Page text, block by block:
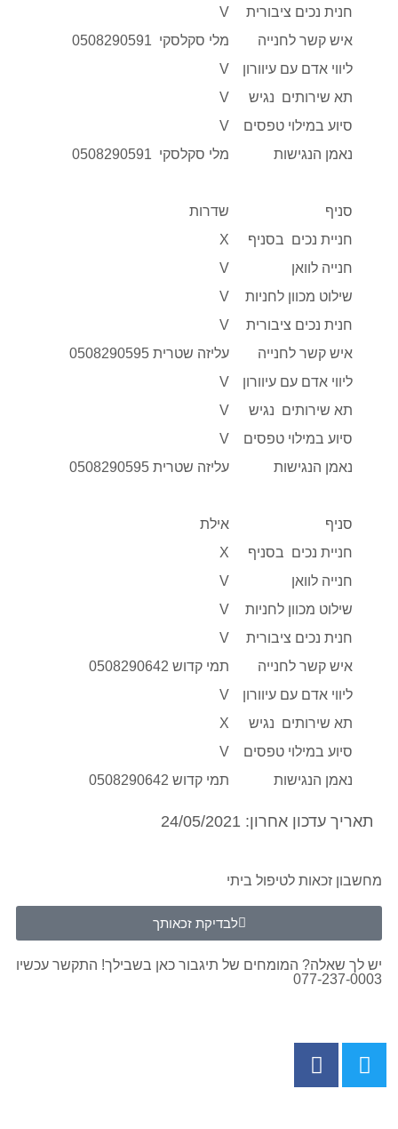
חנית נכים ציבורית
V
איש קשר לחנייה
מלי סקלסקי 0508290591
ליווי אדם עם עיוורון
V
תא שירותים נגיש
V
סיוע במילוי טפסים
V
נאמן הנגישות
מלי סקלסקי 0508290591
סניף
שדרות
חניית נכים בסניף
X
חנייה לוואן
V
שילוט מכוון לחניות
V
חנית נכים ציבורית
V
איש קשר לחנייה
עליזה שטרית 0508290595
ליווי אדם עם עיוורון
V
תא שירותים נגיש
V
סיוע במילוי טפסים
V
נאמן הנגישות
עליזה שטרית 0508290595
סניף
אילת
חניית נכים בסניף
X
חנייה לוואן
V
שילוט מכוון לחניות
V
חנית נכים ציבורית
V
איש קשר לחנייה
תמי קדוש 0508290642
ליווי אדם עם עיוורון
V
תא שירותים נגיש
X
סיוע במילוי טפסים
V
נאמן הנגישות
תמי קדוש 0508290642
תאריך עדכון אחרון: 24/05/2021
מחשבון זכאות לטיפול ביתי
לבדיקת זכאותך
יש לך שאלה? המומחים של תיגבור כאן בשבילך! התקשר עכשיו
077-237-0003